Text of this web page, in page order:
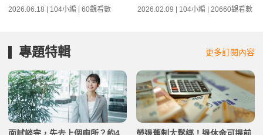
2026.06.18 | 104小編 | 60觀看數 2026.02.09 | 104小編 | 20660觀看數
專題特輯 更多訂閱內容